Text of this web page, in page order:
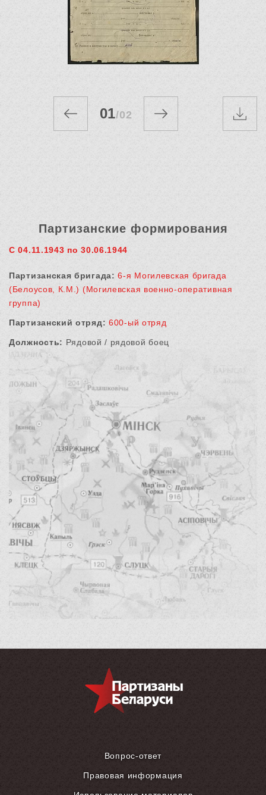
01/02
Партизанские формирования
С 04.11.1943 по 30.06.1944
Партизанская бригада: 6-я Могилевская бригада
(Белоусов, К.М.) (Могилевская военно-оперативная
группа)
Партизанский отряд: 600-ый отряд
Должность: Рядовой / рядовой боец
Вопрос-ответ
Правовая информация